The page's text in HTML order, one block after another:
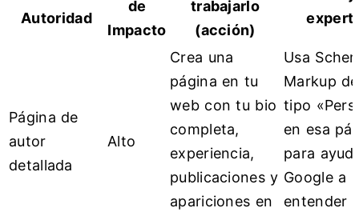
Autoridad
de
Impacto
trabajarlo
(acción)
Página de
autor
detallada
Alto
Crea una
página en tu
web con tu bio
completa,
experiencia,
publicaciones y
apariciones en
Usa
Markup de
tipo
en esa
para
Google a
entender